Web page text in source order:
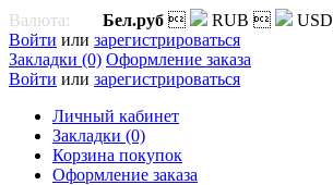
Валюта: Бел.руб  RUB  USD
Войти или зарегистрироваться
Закладки (0) Оформление заказа
Войти или зарегистрироваться
Личный кабинет
Закладки (0)
Корзина покупок
Оформление заказа